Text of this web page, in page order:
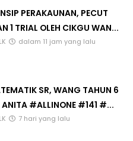
PERAKAUNAN, PECUT
1 TRIAL OLEH CIKGU WAN...
dalam 11 jam yang lalu
SR, WANG TAHUN 6
ANITA #ALLINONE #141 #...
7 hari yang lalu